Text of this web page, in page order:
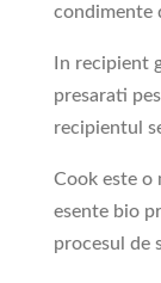
condimente
In recipient
presarati
recipientul
Cook este o
esente bio
procesul de